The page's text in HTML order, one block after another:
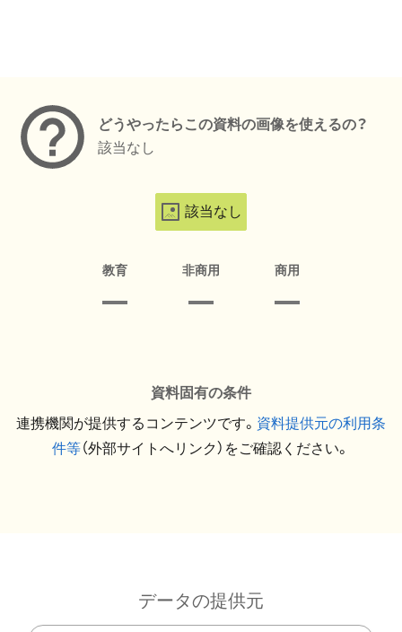
どうやったらこの資料の画像を使えるの？
該当なし
該当なし
教育 非商用 商用
資料固有の条件
連携機関が提供するコンテンツです。 資料提供元の利用条
件等（外部サイトへリンク）をご確認ください。
データの提供元